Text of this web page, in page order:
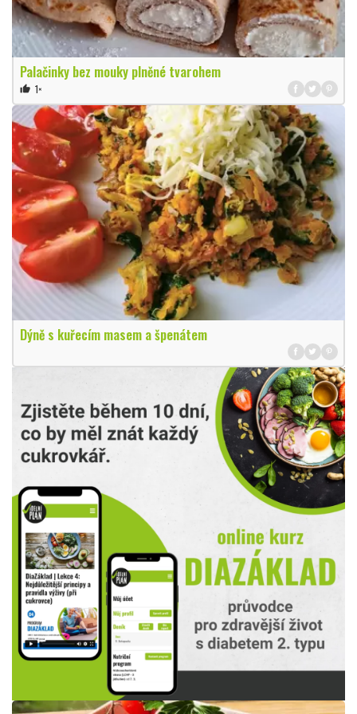
Palačinky bez mouky plněné tvarohem
thumb_up 1×
Dýně s kuřecím masem a špenátem